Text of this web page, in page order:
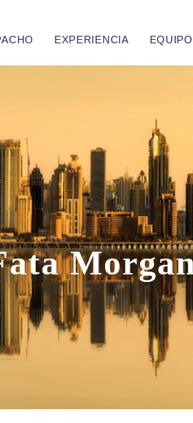
EXPERIENCIA EQUIPO